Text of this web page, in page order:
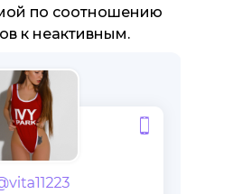
по соотношению
к неактивным.